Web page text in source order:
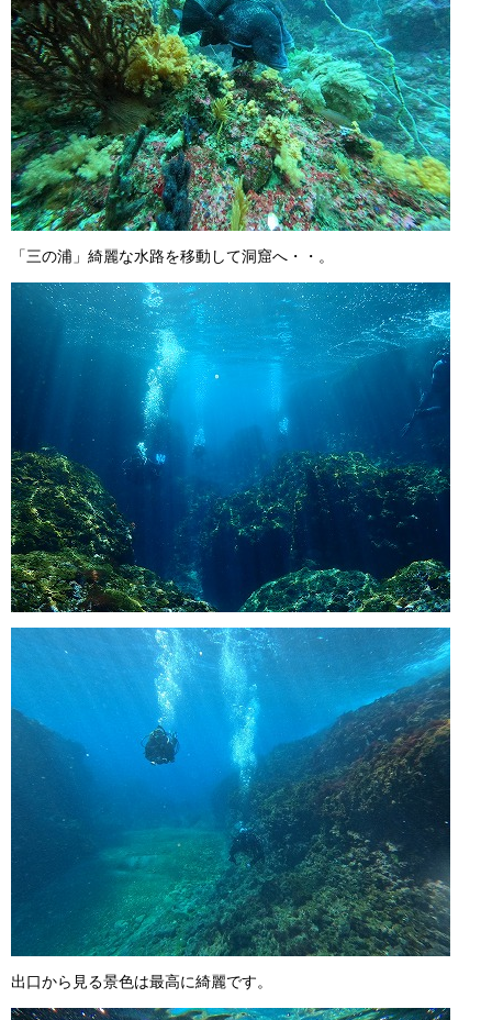
「三の浦」綺麗な水路を移動して洞窟へ・・。
出口から見る景色は最高に綺麗です。